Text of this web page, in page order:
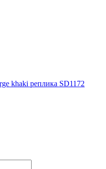
khaki реплика SD1172